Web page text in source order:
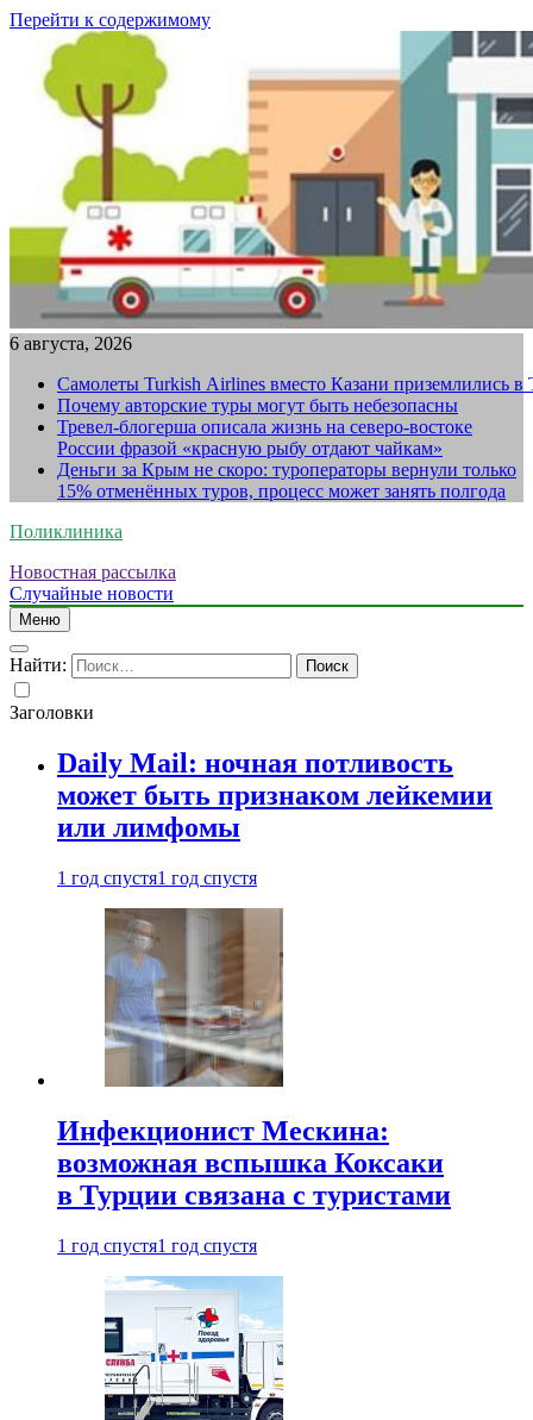
Перейти к содержимому
6 августа, 2026
Самолеты Turkish Airlines вместо Казани приземлились в
Почему авторские туры могут быть небезопасны
Тревел-блогерша описала жизнь на северо-востоке
России фразой «красную рыбу отдают чайкам»
Деньги за Крым не скоро: туроператоры вернули только
15% отменённых туров, процесс может занять полгода
Поликлиника
Новостная рассылка
Случайные новости
Меню
Найти:
Заголовки
Daily Mail: ночная потливость
может быть признаком лейкемии
или лимфомы
1 год спустя1 год спустя
Инфекционист Мескина:
возможная вспышка Коксаки
в Турции связана с туристами
1 год спустя1 год спустя